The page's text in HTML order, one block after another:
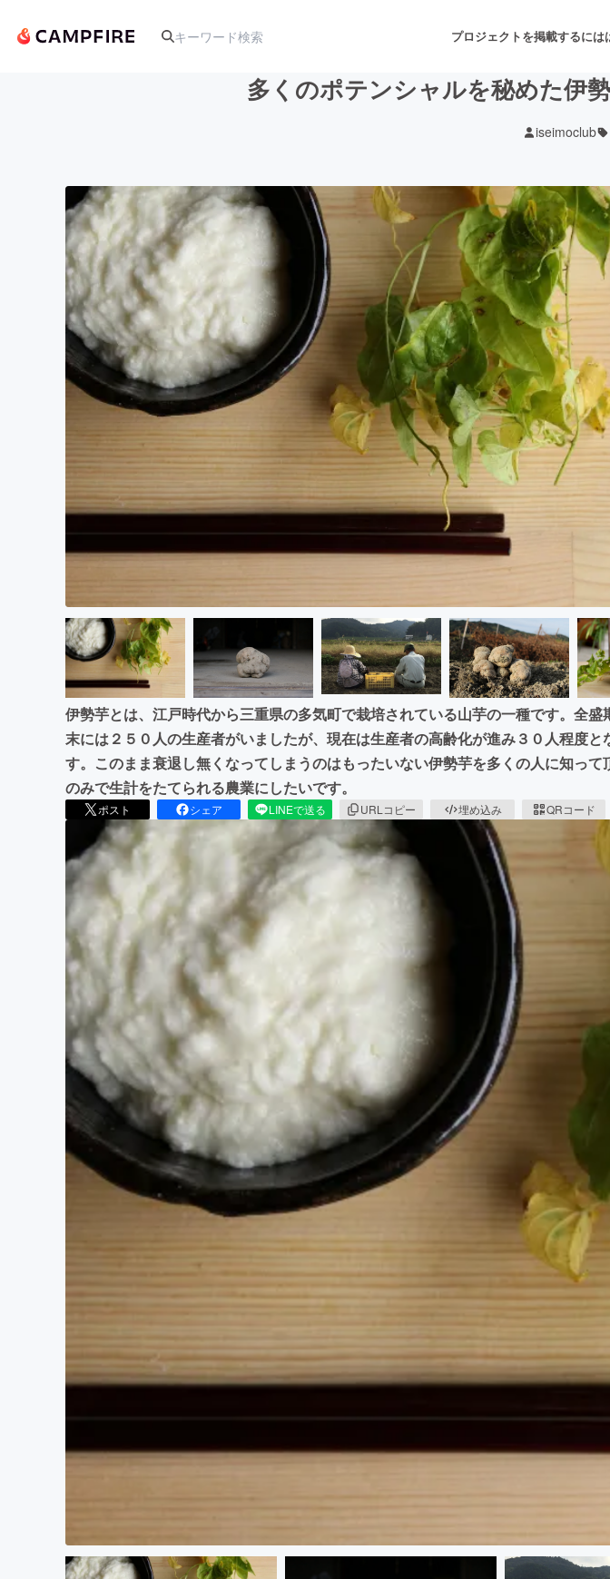
プロジェクトを掲載するには
アート・写真 音楽
テクノロジー・ガジェット ゲーム・サービス開発
映像・映画 書籍・雑誌出版
ビジネス・起業 チャレンジ
まちづくり・地域活性化
CAMPFIRE for Social
CAMPFIREふるさと納税
多くのポテンシャルを秘めた伊
iseimoclub
伊勢芋とは、江戸時代から三重県の多気町で栽培されている山芋の一種です。全盛
末には２５０人の生産者がいましたが、現在は生産者の高齢化が進み３０人程度と
す。このまま衰退し無くなってしまうのはもったいない伊勢芋を多くの人に知って
のみで生計をたてられる農業にしたいです。
ポスト シェア LINEで送る URLコピー 埋め込み QRコード